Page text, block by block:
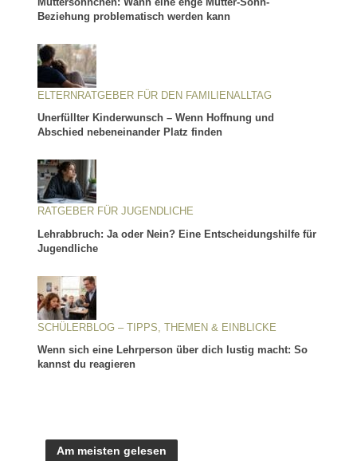
Muttersöhnchen: Wann eine enge Mutter-Sohn-
Beziehung problematisch werden kann
ELTERNRATGEBER FÜR DEN FAMILIENALLTAG
Unerfüllter Kinderwunsch – Wenn Hoffnung und
Abschied nebeneinander Platz finden
RATGEBER FÜR JUGENDLICHE
Lehrabbruch: Ja oder Nein? Eine Entscheidungshilfe für
Jugendliche
SCHÜLERBLOG – TIPPS, THEMEN & EINBLICKE
Wenn sich eine Lehrperson über dich lustig macht: So
kannst du reagieren
Am meisten gelesen